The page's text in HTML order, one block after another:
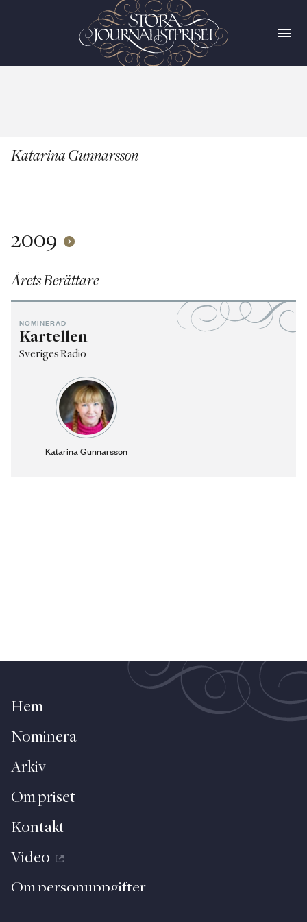
Katarina Gunnarsson
2009
Årets Berättare
NOMINERAD
Kartellen
Sveriges Radio
Katarina Gunnarsson
Hem
Nominera
Arkiv
Om priset
Kontakt
Video
Om personuppgifter